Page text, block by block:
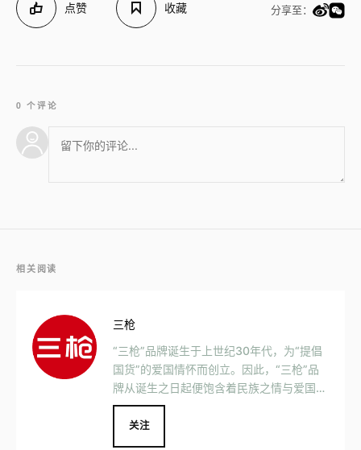
点赞 收藏 分享至：
0 个评论
相关阅读
三枪
“三枪”品牌诞生于上世纪30年代，为“提倡
国货”的爱国情怀而创立。因此，“三枪”品
牌从诞生之日起便饱含着民族之情与爱国之
心，具有“创一流”、“争第一”的精神品格
关注